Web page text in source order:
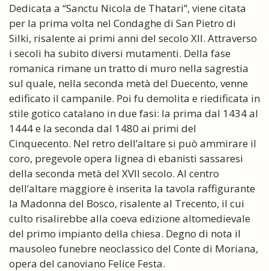
Dedicata a “Sanctu Nicola de Thatari”, viene citata
per la prima volta nel Condaghe di San Pietro di
Silki, risalente ai primi anni del secolo XII. Attraverso
i secoli ha subito diversi mutamenti. Della fase
romanica rimane un tratto di muro nella sagrestia
sul quale, nella seconda metà del Duecento, venne
edificato il campanile. Poi fu demolita e riedificata in
stile gotico catalano in due fasi: la prima dal 1434 al
1444 e la seconda dal 1480 ai primi del
Cinquecento. Nel retro dell’altare si può ammirare il
coro, pregevole opera lignea di ebanisti sassaresi
della seconda metà del XVII secolo. Al centro
dell’altare maggiore è inserita la tavola raffigurante
la Madonna del Bosco, risalente al Trecento, il cui
culto risalirebbe alla coeva edizione altomedievale
del primo impianto della chiesa. Degno di nota il
mausoleo funebre neoclassico del Conte di Moriana,
opera del canoviano Felice Festa.